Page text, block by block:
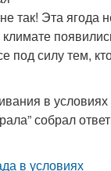
так! Эта ягода
под силу тем,
в
собрал